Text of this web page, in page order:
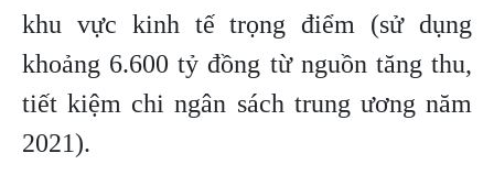
khu vực kinh tế trọng điểm (sử dụng
khoảng 6.600 tỷ đồng từ nguồn tăng thu,
tiết kiệm chi ngân sách trung ương năm
2021).